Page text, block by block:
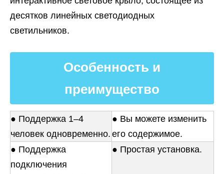
десятков линейных светодиодных
светильников.
Особенность и
преимущество
● Поддержка 1–4
человек одновременно.
● Вы можете изменить
его содержимое.
● Поддержка
подключения
● Простая установка.